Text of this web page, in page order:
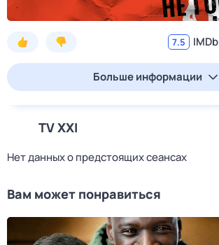
7.5 IMDb
Больше информации
TV XXI
Нет данных о предстоящих сеансах
Вам может понравиться